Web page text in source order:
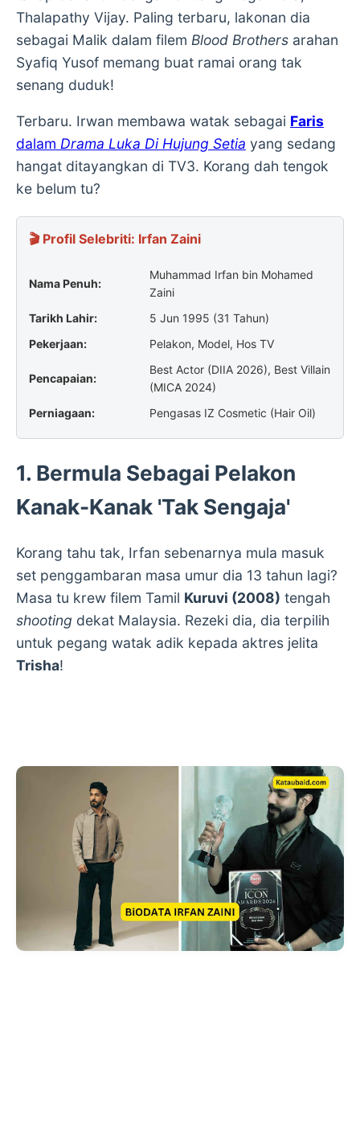
Thalapathy Vijay. Paling terbaru, lakonan dia
sebagai Malik dalam filem Blood Brothers arahan
Syafiq Yusof memang buat ramai orang tak
senang duduk!
Terbaru. Irwan membawa watak sebagai Faris
dalam Drama Luka Di Hujung Setia yang sedang
hangat ditayangkan di TV3. Korang dah tengok
ke belum tu?
🎬 Profil Selebriti: Irfan Zaini
Nama Penuh:
Muhammad Irfan bin Mohamed
Zaini
Tarikh Lahir:
5 Jun 1995 (31 Tahun)
Pekerjaan:
Pelakon, Model, Hos TV
Pencapaian:
Best Actor (DIIA 2026), Best Villain
(MICA 2024)
Perniagaan:
Pengasas IZ Cosmetic (Hair Oil)
1. Bermula Sebagai Pelakon
Kanak-Kanak 'Tak Sengaja'
Korang tahu tak, Irfan sebenarnya mula masuk
set penggambaran masa umur dia 13 tahun lagi?
Masa tu krew filem Tamil Kuruvi (2008) tengah
shooting dekat Malaysia. Rezeki dia, dia terpilih
untuk pegang watak adik kepada aktres jelita
Trisha!